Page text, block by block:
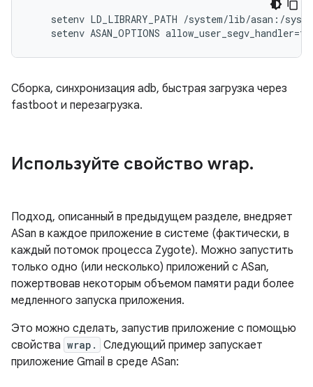
setenv LD_LIBRARY_PATH /system/lib/asan:/
Сборка, синхронизация adb, быстрая загрузка через
fastboot и перезагрузка.
Используйте свойство wrap.
Подход, описанный в предыдущем разделе, внедряет
ASan в каждое приложение в системе (фактически, в
каждый потомок процесса Zygote). Можно запустить
только одно (или несколько) приложений с ASan,
пожертвовав некоторым объемом памяти ради более
медленного запуска приложения.
Это можно сделать, запустив приложение с помощью
свойства wrap.
Следующий пример запускает
приложение Gmail в среде ASan: